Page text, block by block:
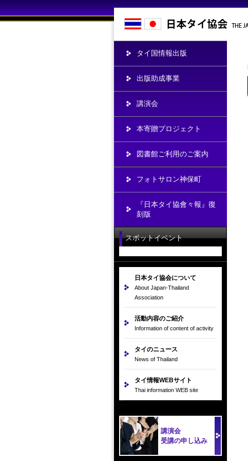
タイ国情報出版
出版助成事業
講演会
本寄贈プロジェクト
図書館ご利用のご案内
フォトサロン神保町
『日本タイ協會々報』復
刻版
スポットイベント
日本タイ協会について
About Japan-Thailand
Association
活動内容のご紹介
Information of content of activity
タイのニュース
News of Thailand
タイ情報WEBサイト
Thai information WEB site
講演会
受講の申し込み